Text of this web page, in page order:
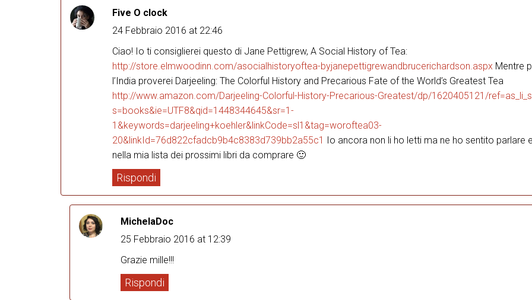
Five O clock
24 Febbraio 2016 at 22:46
Ciao! Io ti consiglierei questo di Jane Pettigrew, A Social History of Tea:
http://store.elmwoodinn.com/asocialhistoryoftea-byjanepettigrewandbrucerichardson.aspx Mentre
l’India proverei Darjeeling: The Colorful History and Precarious Fate of the World’s Greatest Tea
http://www.amazon.com/Darjeeling-Colorful-History-Precarious-Greatest/dp/1620405121/
s=books&ie=UTF8&qid=1448344645&sr=1-
1&keywords=darjeeling+koehler&linkCode=sl1&tag=woroftea03-
20&linkId=76d822cfadcb9b4c8383d739bb2a55c1
Io ancora non li ho letti ma ne ho sentito parlare
nella mia lista dei prossimi libri da comprare 🙂
Rispondi
MichelaDoc
25 Febbraio 2016 at 12:39
Grazie mille!!!
Rispondi